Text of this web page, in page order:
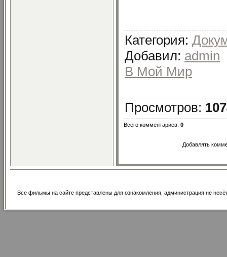
Категория:
Добавил: admin
В Мой Мир
Просмотров:
Всего комментариев: 0
Добавлять
Все фильмы на сайте представлены для ознакомления, администрация не